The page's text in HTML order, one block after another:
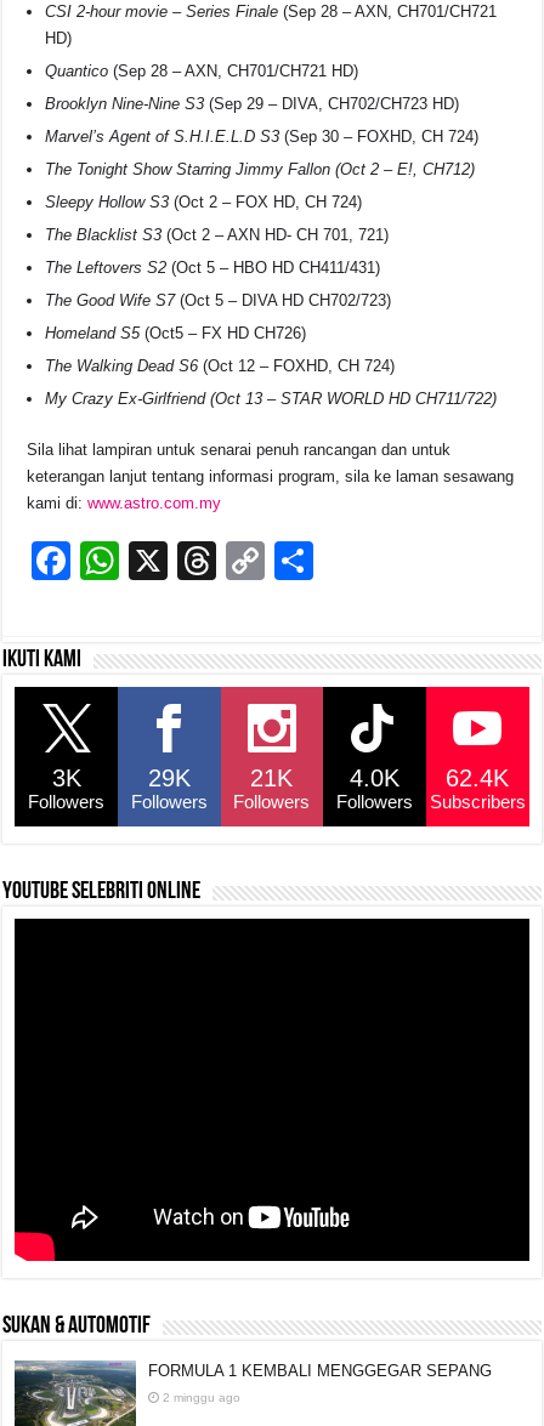
CSI 2-hour movie – Series Finale(Sep 28 – AXN, CH701/CH721
HD)
Quantico (Sep 28 – AXN, CH701/CH721 HD)
Brooklyn Nine-Nine S3 (Sep 29 – DIVA, CH702/CH723 HD)
Marvel’s Agent of S.H.I.E.L.D S3(Sep 30 – FOXHD, CH 724)
The Tonight Show Starring Jimmy Fallon (Oct 2 – E!, CH712)
Sleepy Hollow S3 (Oct 2 – FOX HD, CH 724)
The Blacklist S3 (Oct 2 – AXN HD- CH 701, 721)
The Leftovers S2 (Oct 5 – HBO HD CH411/431)
The Good Wife S7(Oct 5 – DIVA HD CH702/723)
Homeland S5(Oct5 – FX HD CH726)
The Walking Dead S6(Oct 12 – FOXHD, CH 724)
My Crazy Ex-Girlfriend (Oct 13 – STAR WORLD HD CH711/722)
Sila lihat lampiran untuk senarai penuh rancangan dan untuk
keterangan lanjut tentang informasi program, sila ke laman sesawang
kami di:www.astro.com.my
F
c
e
b
o
o
k
W
s
p
X
T
a
C
y
Li
n
k
e
Ikuti kami
3K
Followers
29K
Followers
21K
Followers
4.0K
Followers
62.4K
Subscribers
YouTube selebriti online
SUKAN & AUTOMOTIF
FORMULA 1 KEMBALI MENGGEGAR SEPANG
2 minggu ago